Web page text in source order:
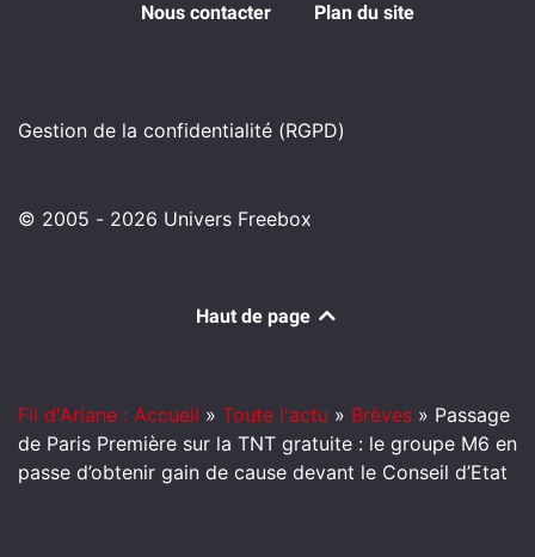
Nous contacter Plan du site
Gestion de la confidentialité (RGPD)
© 2005 - 2026 Univers Freebox
Haut de page
Fil d'Ariane : Accueil » Toute l'actu » Brèves » Passage
de Paris Première sur la TNT gratuite : le groupe M6 en
passe d’obtenir gain de cause devant le Conseil d’Etat